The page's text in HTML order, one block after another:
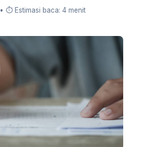
• ⏱ Estimasi baca: 4 menit